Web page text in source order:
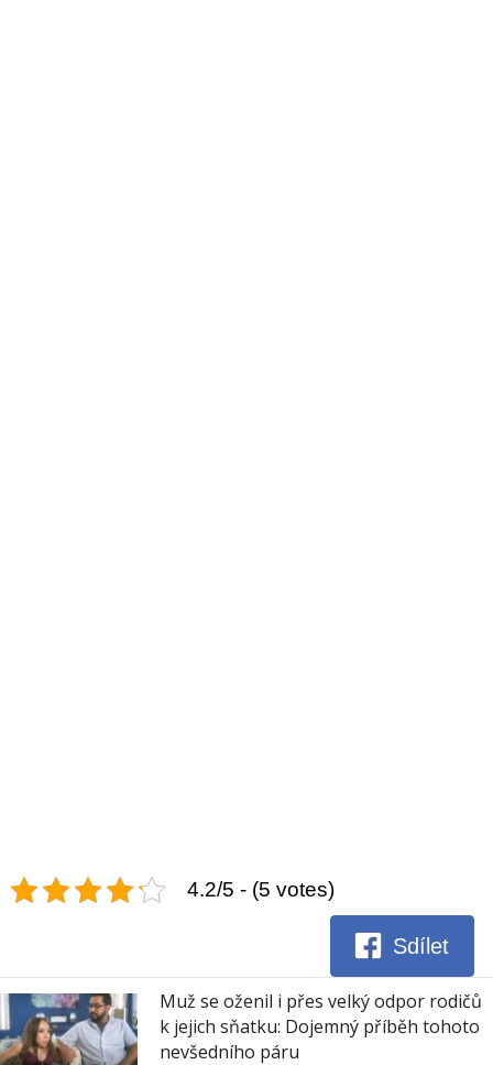
4.2/5 - (5 votes)
Sdílet
Muž se oženil i přes velký odpor rodičů
k jejich sňatku: Dojemný příběh tohoto
nevšedního páru